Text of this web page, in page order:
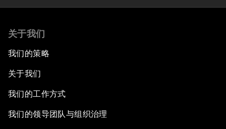
关于我们
我们的策略
关于我们
我们的工作方式
我们的领导团队与组织治理